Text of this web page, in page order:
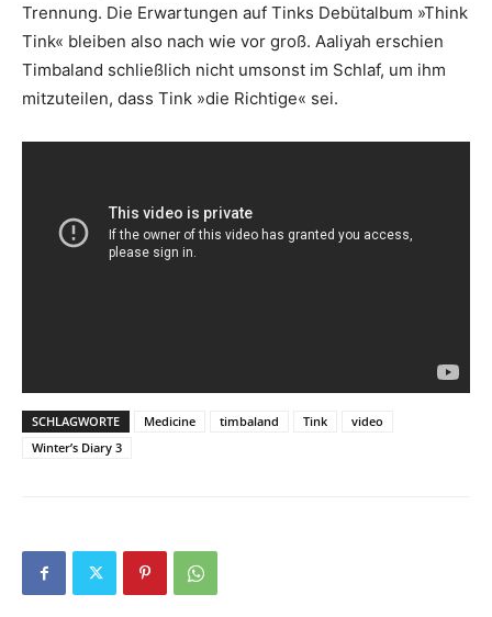
Trennung. Die Erwartungen auf Tinks Debütalbum »Think
Tink« bleiben also nach wie vor groß. Aaliyah erschien
Timbaland schließlich nicht umsonst im Schlaf, um ihm
mitzuteilen, dass Tink »die Richtige« sei.
SCHLAGWORTE Medicine timbaland Tink
video
Winter’s Diary 3